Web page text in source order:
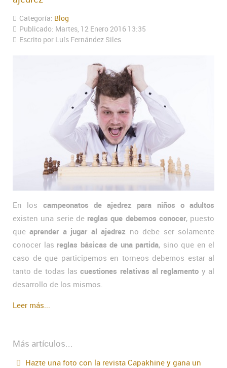
Categoría: Blog
Publicado: Martes, 12 Enero 2016 13:35
Escrito por Luís Fernández Siles
En los campeonatos de ajedrez para niños o adultos
existen una serie de reglas que debemos conocer, puesto
queaprender a jugar al ajedrez no debe ser solamente
conocer las reglas básicas de una partida, sino que en el
caso de que participemos en torneos debemos estar al
tanto de todas lascuestiones relativas al reglamento y al
desarrollo de los mismos.
Leer más...
Más artículos...
Hazte una foto con la revista Capakhine y gana un